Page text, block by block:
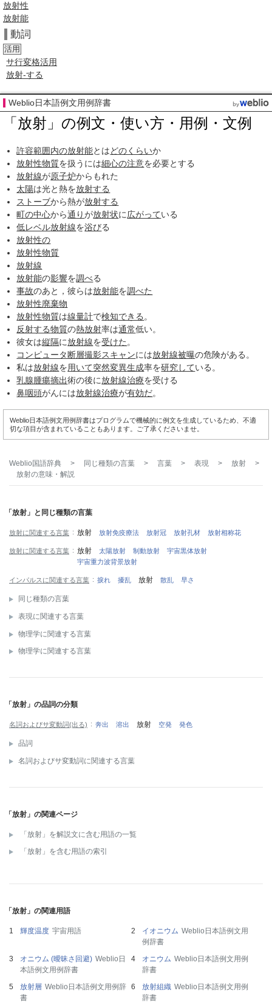
放射性
放射能
動詞
活用
サ行変格活用
放射-する
Weblio日本語例文用例辞書
「放射」の例文・使い方・用例・文例
許容範囲内の放射能とはどのくらいか
放射性物質を扱うには細心の注意を必要とする
放射線が原子炉からもれた
太陽は光と熱を放射する
ストーブから熱が放射する
町の中心から通りが放射状に広がっている
低レベル放射線を浴びる
放射性の
放射性物質
放射線
放射能の影響を調べる
事故のあと，彼らは放射能を調べた
放射性廃棄物
放射性物質は線量計で検知できる 。
反射する物質の熱放射率は通常低い。
彼女は縦隔に放射線を受けた 。
コンピュータ断層撮影スキャンには放射線被曝の危険がある。
私は放射線を用いて突然変異生成率を研究している。
乳腺腫瘍摘出術の後に放射線治療を受ける
鼻咽頭がんには放射線治療が有効だ。
Weblio日本語例文用例辞書はプログラムで機械的に例文を生成しているため、不適
切な項目が含まれていることもあります。ご了承くださいませ。
Weblio国語辞典 > 同じ種類の言葉 > 言葉 > 表現 > 放射
>
放射の意味・解説
「放射」と同じ種類の言葉
放射に関連する言葉 放射 放射免疫療法 放射冠 放射孔材 放射相称花
放射に関連する言葉 放射 太陽放射 制動放射
宇宙黒体放射
宇宙重力波背景放射
インパルスに関連する言葉 捩れ 擾乱 放射 散乱 早さ
同じ種類の言葉
表現に関連する言葉
物理学に関連する言葉
物理学に関連する言葉
「放射」の品詞の分類
名詞およびサ変動詞(出る) 奔出 溶出 放射 空発 発色
品詞
名詞およびサ変動詞に関連する言葉
「放射」の関連ページ
「放射」を解説文に含む用語の一覧
「放射」を含む用語の索引
「放射」の関連用語
輝度温度 宇宙用語 イオニウム Weblio日本語例文用
例辞書
オニウム (曖昧さ回避) Weblio日
本語例文用例辞書
オニウム Weblio日本語例文用例
辞書
放射層 Weblio日本語例文用例辞
書
放射組織 Weblio日本語例文用例
辞書